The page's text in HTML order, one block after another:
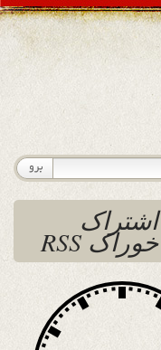
اشتراک
خوراک RSS